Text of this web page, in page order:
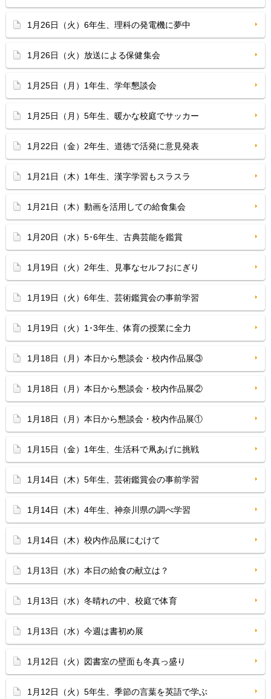
1月26日（火）6年生、理科の発電機に夢中
1月26日（火）放送による保健集会
1月25日（月）1年生、学年懇談会
1月25日（月）5年生、暖かな校庭でサッカー
1月22日（金）2年生、道徳で活発に意見発表
1月21日（木）1年生、漢字学習もスラスラ
1月21日（木）動画を活用しての給食集会
1月20日（水）5･6年生、古典芸能を鑑賞
1月19日（火）2年生、見事なセルフおにぎり
1月19日（火）6年生、芸術鑑賞会の事前学習
1月19日（火）1･3年生、体育の授業に全力
1月18日（月）本日から懇談会・校内作品展③
1月18日（月）本日から懇談会・校内作品展②
1月18日（月）本日から懇談会・校内作品展①
1月15日（金）1年生、生活科で凧あげに挑戦
1月14日（木）5年生、芸術鑑賞会の事前学習
1月14日（木）4年生、神奈川県の調べ学習
1月14日（木）校内作品展にむけて
1月13日（水）本日の給食の献立は？
1月13日（水）冬晴れの中、校庭で体育
1月13日（水）今週は書初め展
1月12日（火）図書室の壁面も冬真っ盛り
1月12日（火）5年生、季節の言葉を英語で学ぶ